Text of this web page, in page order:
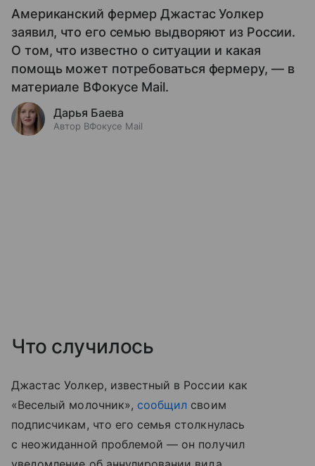
Американский фермер Джастас Уолкер
заявил, что его семью выдворяют из России.
О том, что известно о ситуации и какая
помощь может потребоваться фермеру, — в
материале ВФокусе Mail.
Дарья Баева
Автор ВФокусе Mail
Что случилось
Джастас Уолкер, известный в России как
«Веселый молочник», сообщил своим
подписчикам, что его семья столкнулась
с неожиданной проблемой — он получил